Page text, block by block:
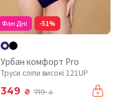
Фан Дні -51%
Урбан комфорт Pro
Труси сліпи високі 121UP
349 ₴ 719₴